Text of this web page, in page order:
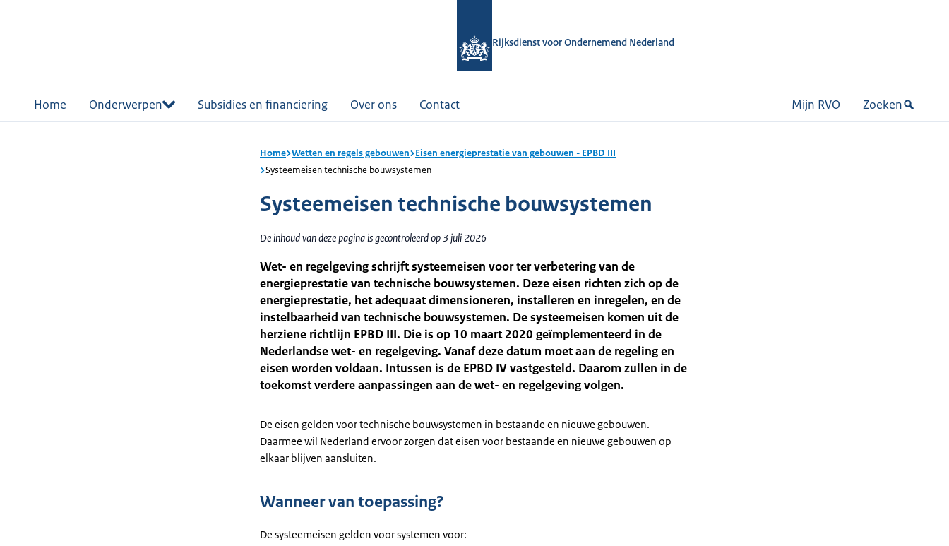
Rijksdienst voor Ondernemend Nederland
Home Onderwerpen Subsidies en financiering Over ons Contact Mijn RVO Zoeken
Home Wetten en regels gebouwen Eisen energieprestatie van gebouwen - EPBD III
Systeemeisen technische bouwsystemen
Systeemeisen technische bouwsystemen
De inhoud van deze pagina is gecontroleerd op 3 juli 2026
Wet- en regelgeving schrijft systeemeisen voor ter verbetering van de
energieprestatie van technische bouwsystemen. Deze eisen richten zich op de
energieprestatie, het adequaat dimensioneren, installeren en inregelen, en de
instelbaarheid van technische bouwsystemen. De systeemeisen komen uit de
herziene richtlijn EPBD III. Die is op 10 maart 2020 geïmplementeerd in de
Nederlandse wet- en regelgeving. Vanaf deze datum moet aan de regeling en
eisen worden voldaan. Intussen is de EPBD IV vastgesteld. Daarom zullen in de
toekomst verdere aanpassingen aan de wet- en regelgeving volgen.
De eisen gelden voor technische bouwsystemen in bestaande en nieuwe gebouwen.
Daarmee wil Nederland ervoor zorgen dat eisen voor bestaande en nieuwe gebouwen op
elkaar blijven aansluiten.
Wanneer van toepassing?
De systeemeisen gelden voor systemen voor: